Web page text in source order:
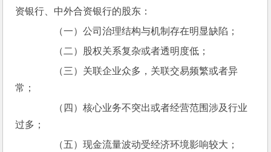
资银行、中外合资银行的股东：
（一）公司治理结构与机制存在明显缺陷；
（二）股权关系复杂或者透明度低；
（三）关联企业众多，关联交易频繁或者异
常；
（四）核心业务不突出或者经营范围涉及行业
过多；
（五）现金流量波动受经济环境影响较大；